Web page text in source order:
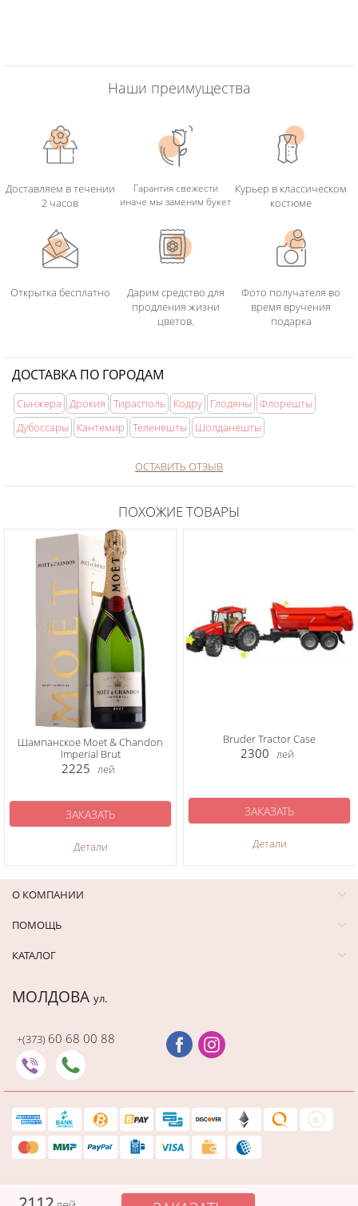
Наши преимущества
Доставляем в течении
2 часов
Гарантия свежести
иначе мы заменим букет
Курьер в классическом
костюме
Открытка бесплатно
Дарим средство для
продления жизни
цветов.
Фото получателя во
время вручения
подарка
ДОСТАВКА ПО ГОРОДАМ
Сынжера Дрокия Тирасполь Кодру Глодяны Флорешты
Дубоссары
Кантемир Теленешты Шолданешты
ОСТАВИТЬ ОТЗЫВ
ПОХОЖИЕ ТОВАРЫ
Шампанское Moet & Chandon
Imperial Brut
2225 лей
Детали
ЗАКАЗАТЬ
Bruder Tractor Case
2300 лей
Детали
ЗАКАЗАТЬ
О КОМПАНИИ
ПОМОЩЬ
КАТАЛОГ
МОЛДОВА ул.
+(373) 60 68 00 88